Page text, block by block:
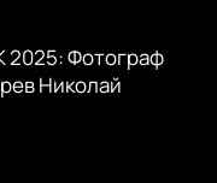
Фотограф
Николай